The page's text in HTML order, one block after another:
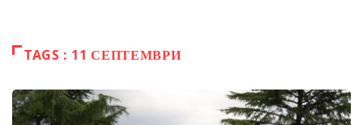
TAGS : 11 СЕПТЕМВРИ